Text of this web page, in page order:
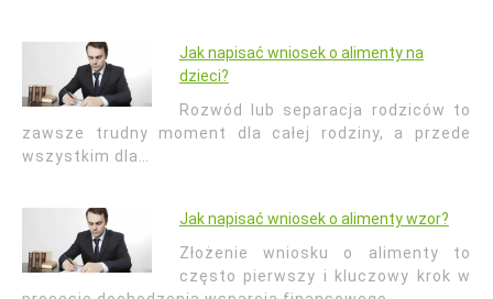
Jak napisać wniosek o alimenty na
dzieci?
Rozwód lub separacja rodziców to
zawsze trudny moment dla całej rodziny, a przede
wszystkim dla…
Jak napisać wniosek o alimenty wzor?
Złożenie wniosku o alimenty to
często pierwszy i kluczowy krok w